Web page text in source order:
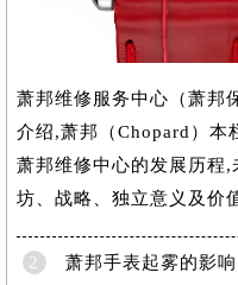
萧邦维修服务中心（萧邦
介绍,萧邦（Chopard）本
萧邦维修中心的发展历程,
坊、战略、独立意义及价
2